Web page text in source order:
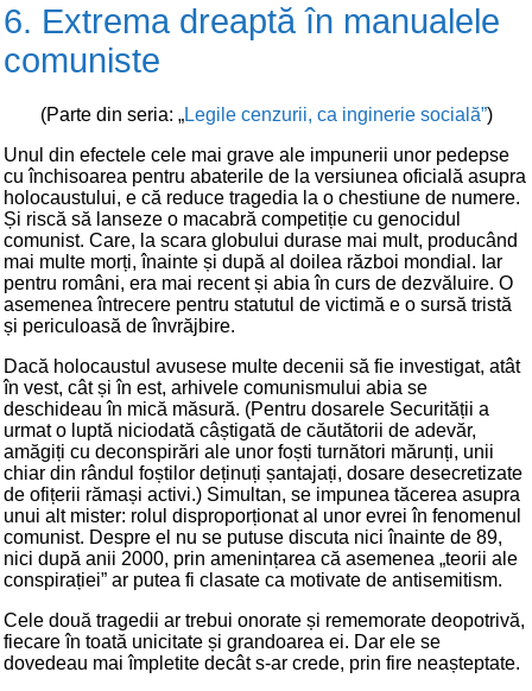
6. Extrema dreaptă în manualele
comuniste
(Parte din seria: „Legile cenzurii, ca inginerie socială”)
Unul din efectele cele mai grave ale impunerii unor pedepse
cu închisoarea pentru abaterile de la versiunea oficială asupra
holocaustului, e că reduce tragedia la o chestiune de numere.
Și riscă să lanseze o macabră competiție cu genocidul
comunist. Care, la scara globului durase mai mult, producând
mai multe morți, înainte și după al doilea război mondial. Iar
pentru români, era mai recent și abia în curs de dezvăluire. O
asemenea întrecere pentru statutul de victimă e o sursă tristă
și periculoasă de învrăjbire.
Dacă holocaustul avusese multe decenii să fie investigat, atât
în vest, cât și în est, arhivele comunismului abia se
deschideau în mică măsură. (Pentru dosarele Securității a
urmat o luptă niciodată câștigată de căutătorii de adevăr,
amăgiți cu deconspirări ale unor foști turnători mărunți, unii
chiar din rândul foștilor deținuți șantajați, dosare desecretizate
de ofițerii rămași activi.) Simultan, se impunea tăcerea asupra
unui alt mister: rolul disproporționat al unor evrei în fenomenul
comunist. Despre el nu se putuse discuta nici înainte de 89,
nici după anii 2000, prin amenințarea că asemenea „teorii ale
conspirației” ar putea fi clasate ca motivate de antisemitism.
Cele două tragedii ar trebui onorate și rememorate deopotrivă,
fiecare în toată unicitate și grandoarea ei. Dar ele se
dovedeau mai împletite decât s-ar crede, prin fire neașteptate.